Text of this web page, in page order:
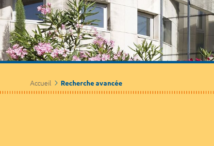
Accueil Recherche avancée